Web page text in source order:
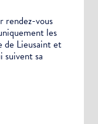
rendez-vous
les
de Lieusaint et
sa